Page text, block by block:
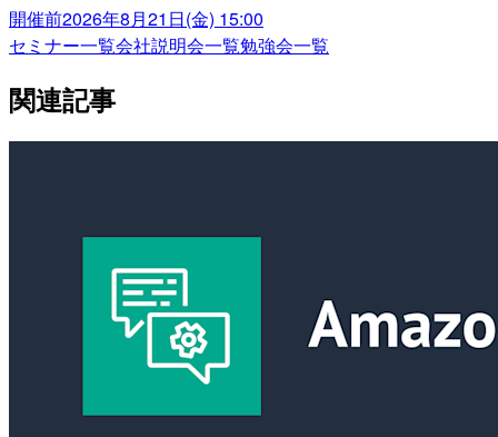
開催前2026年8月21日(金) 15:00
セミナー一覧会社説明会一覧勉強会一覧
関連記事